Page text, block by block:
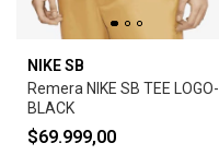
NIKE SB
Remera NIKE SB TEE LOGO-
BLACK
$69.999,00